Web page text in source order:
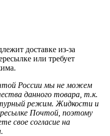
доставке из-за
или требует
России мы не можем
данного товара, т.к.
режим. Жидкости и
Почтой, поэтому
свое согласие на